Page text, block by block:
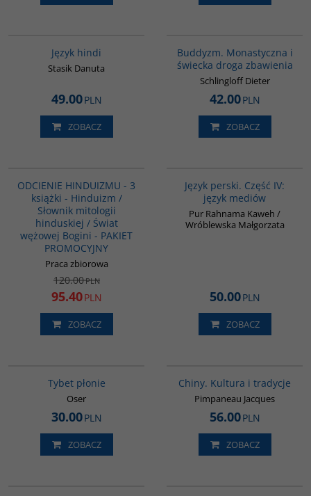
Język hindi
Stasik Danuta
49.00PLN
ZOBACZ
Buddyzm. Monastyczna i
świecka droga zbawienia
Schlingloff Dieter
42.00PLN
ZOBACZ
ODCIENIE HINDUIZMU - 3
książki - Hinduizm /
Słownik mitologii
hinduskiej / Świat
wężowej Bogini - PAKIET
PROMOCYJNY
Praca zbiorowa
120.00PLN
95.40PLN
ZOBACZ
Język perski. Część IV:
język mediów
Pur Rahnama Kaweh /
Wróblewska Małgorzata
50.00PLN
ZOBACZ
Tybet płonie
Oser
30.00PLN
ZOBACZ
Chiny. Kultura i tradycje
Pimpaneau Jacques
56.00PLN
ZOBACZ